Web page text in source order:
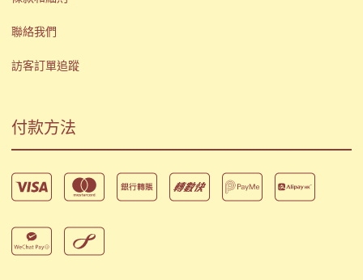
聯絡我們
訪客訂單追蹤
付款方法